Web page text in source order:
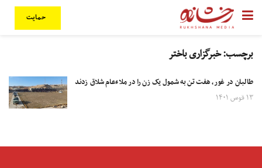
حمایت
برچسب:خبرگزاری باختر
طالبان در غور، هفت تن به شمول یک زن را در ملاءعام شلاق زدند
۱۳ قوس ۱۴۰۱